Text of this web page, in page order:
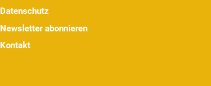
Datenschutz
Newsletter abonnieren
Kontakt